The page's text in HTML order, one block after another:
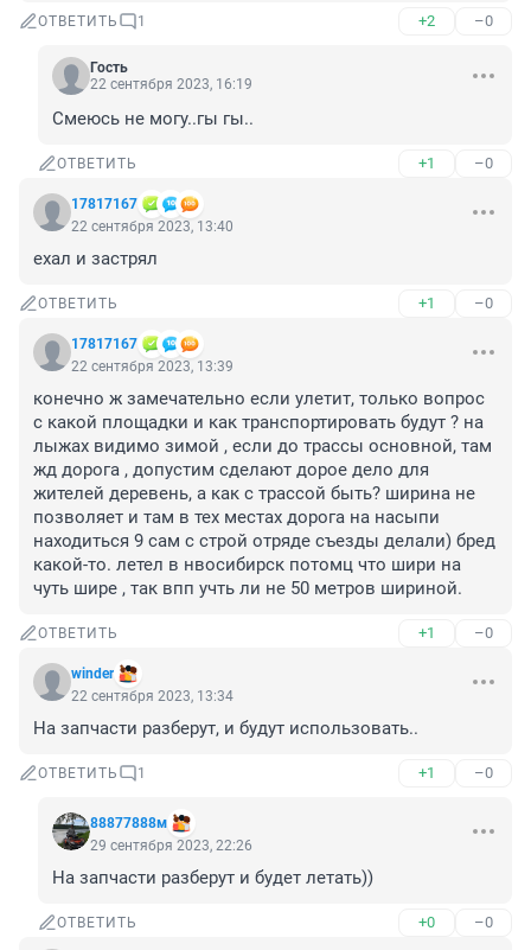
ОТВЕТИТЬ 1 +2 –0
Гость
22 сентября 2023, 16:19
Смеюсь не могу..гы гы..
ОТВЕТИТЬ +1 –0
17817167
22 сентября 2023, 13:40
ехал и застрял
ОТВЕТИТЬ +1 –0
17817167
22 сентября 2023, 13:39
конечно ж замечательно если улетит, только вопрос
с какой площадки и как транспортировать будут ? на
лыжах видимо зимой , если до трассы основной, там
жд дорога , допустим сделают дорое дело для
жителей деревень, а как с трассой быть? ширина не
позволяет и там в тех местах дорога на насыпи
находиться 9 сам с строй отряде съезды делали) бред
какой-то. летел в нвосибирск потомц что шири на
чуть шире , так впп учть ли не 50 метров шириной.
ОТВЕТИТЬ +1 –0
winder
22 сентября 2023, 13:34
На запчасти разберут, и будут использовать..
ОТВЕТИТЬ 1 +1 –0
88877888м
29 сентября 2023, 22:26
На запчасти разберут и будет летать))
ОТВЕТИТЬ +0 –0